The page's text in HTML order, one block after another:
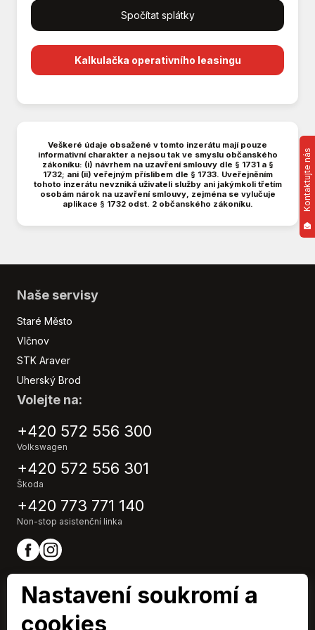
Multifunkční volant
Nouzové brzdění (PEBS)
Parkovací senzory přední
Plní 'EURO VI'
Přední pohon
Senzor stěračů
Sledování únavy řidiče
Stabilizace podvozku (ESP)
Střešní nosič
Třízónová klimatizace
Venkovní teploměr
Vyhřívané trysky ostřikovačů čelního skla
Vyhřívaný volant
Záruka
Termín dodání prosinec 2026
Cena je podmíněna odběrem vozu na IČO a
výkupem vozu na protiúčet. *0717693
Spočítat splátky
Kalkulačka operativního leasingu
Veškeré údaje obsažené v tomto inzerátu mají pouze
informativní charakter a nejsou tak ve smyslu občanského
zákoníku: (i) návrhem na uzavření smlouvy dle § 1731 a §
1732; ani (ii) veřejným příslibem dle § 1733. Uveřejněním
tohoto inzerátu nevzniká uživateli služby ani jakýmkoli třetím
osobám nárok na uzavření smlouvy, zejména se vylučuje
aplikace § 1732 odst. 2 občanského zákoníku.
Naše servisy
Staré Město
Vlčnov
STK Araver
Uherský Brod
Volejte na:
+420 572 556 300
Volkswagen
+420 572 556 301
Škoda
+420 773 771 140
Non-stop asistenční linka
Kontaktujte nás
Nastavení soukromí a
cookies